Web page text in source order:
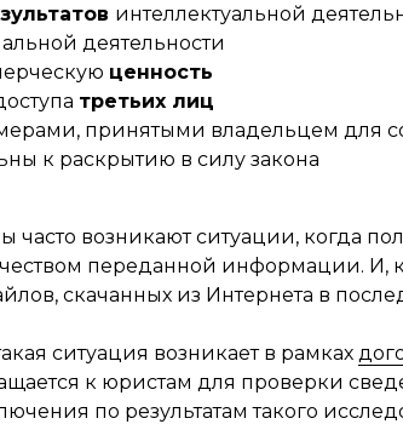
интеллектуальной
деятельности
ценность
третьих лиц
принятыми владельцем для
к раскрытию в силу закона
часто возникают ситуации, когда
переданной информации. И,
скачанных из Интернета в
ситуация возникает в рамках
к юристам для проверки
по результатам такого